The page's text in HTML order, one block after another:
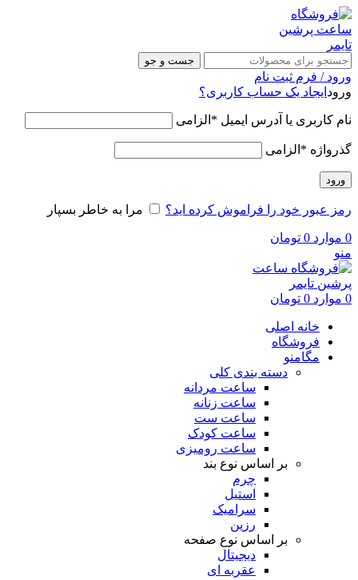
جست و جو
ورود / فرم ثبت نام
ورود ایجاد یک حساب کاربری؟
نام کاربری یا آدرس ایمیل * الزامی
گذرواژه * الزامی
ورود
رمز عبور خود را فراموش کرده اید؟ مرا به خاطر بسپار
0 موارد 0 تومان
منو
0 موارد 0 تومان
خانه اصلی
فروشگاه
مگامنو
دسته بندی کلی
ساعت مردانه
ساعت زنانه
ساعت ست
ساعت کودک
ساعت رومیزی
بر اساس نوع بند
چرم
استیل
سرامیک
رزین
بر اساس نوع صفحه
دیجیتال
عقربه ای